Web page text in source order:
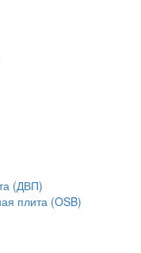
(ДВП)
плита (OSB)